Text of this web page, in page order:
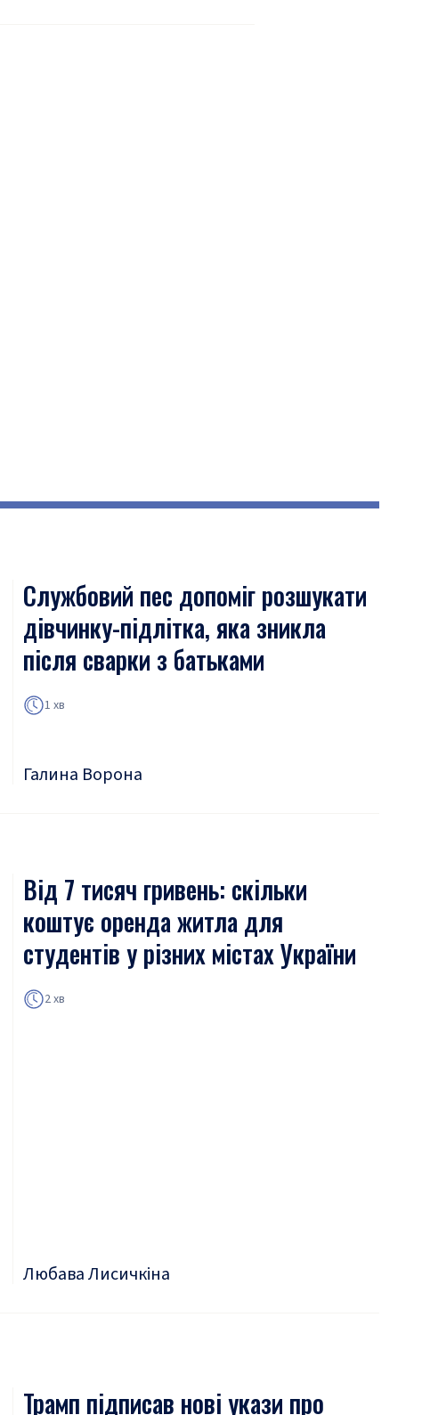
Службовий пес допоміг розшукати
дівчинку-підлітка, яка зникла
після сварки з батьками
1 хв
Галина Ворона
Від 7 тисяч гривень: скільки
коштує оренда житла для
студентів у різних містах України
2 хв
Любава Лисичкіна
Трамп підписав нові укази про